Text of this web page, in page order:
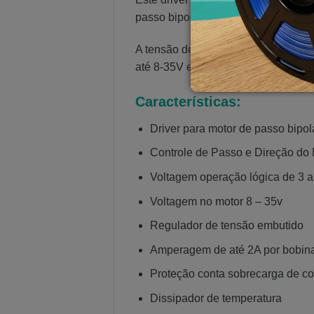
passo bipolares.
A tensão de operação lógica do
até 8-35V e 2A por bobina (picos
Características:
Driver para motor de passo
Controle de Passo e Direção do
Voltagem operação lógica de 3
Voltagem no motor 8 – 35v
Regulador de tensão embutido
Amperagem de até 2A por
Proteção conta sobrecarga de
Dissipador de temperatura